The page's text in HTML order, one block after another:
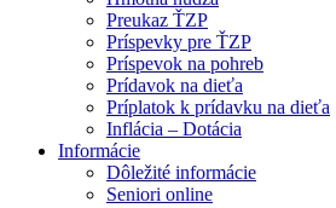
Preukaz ŤZP
Príspevky pre ŤZP
Príspevok na pohreb
Prídavok na dieťa
Príplatok k prídavku na dieťa
Inflácia – Dotácia
Informácie
Dôležité informácie
Seniori online